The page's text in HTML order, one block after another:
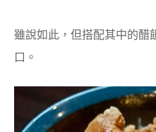
雖說如此，但搭配其中的醋
口。